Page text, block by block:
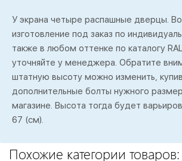
У экрана четыре распашные дверцы.
изготовление под заказ по
также в любом оттенке по каталогу
уточняйте у менеджера. Обратите
штатную высоту можно изменить, купив
дополнительные болты нужного
магазине. Высота тогда будет
67 (см).
Похожие категории товаров: